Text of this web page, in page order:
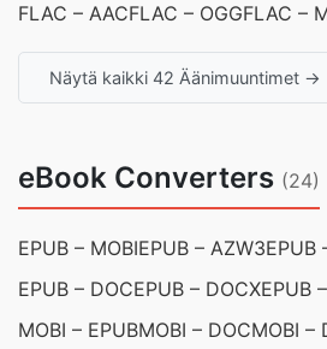
FLAC – AACFLAC – OGGFLAC –
Näytä kaikki 42 Äänimuuntimet →
eBook Converters (24)
EPUB – MOBIEPUB – AZW3EPUB
EPUB – DOCEPUB – DOCXEPUB
MOBI – EPUBMOBI – DOCMOBI –